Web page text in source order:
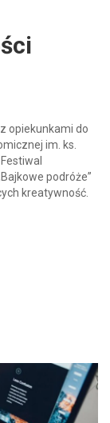
opiekunkami do
im. ks.
podróże”
kreatywność.